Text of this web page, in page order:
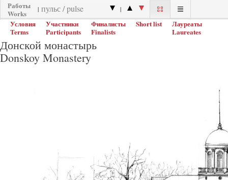
Работы
Works
| |
Условия
Terms
Участники
Participants
Финалисты
Finalists
Short list
Лауреаты
Laureates
Донской монастырь
Donskoy Monastery